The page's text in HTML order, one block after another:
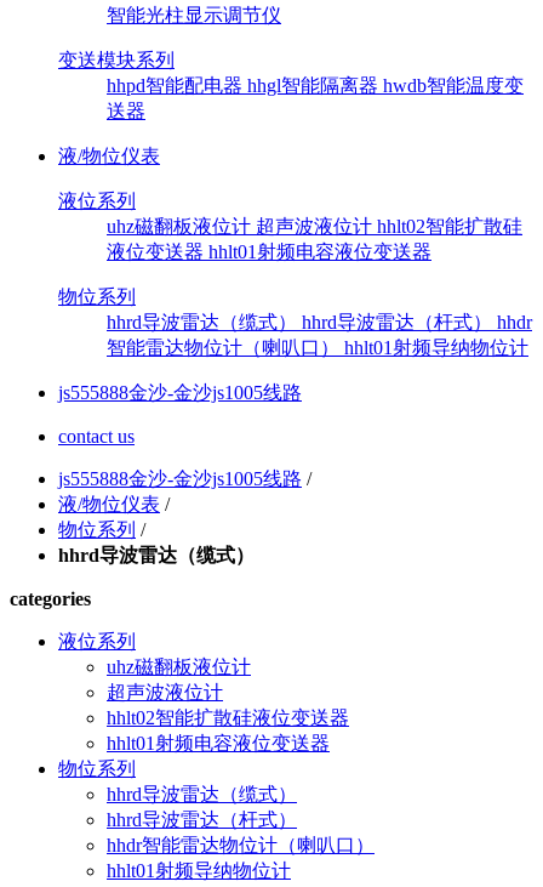
智能光柱显示调节仪
变送模块系列
hhpd智能配电器 hhgl智能隔离器 hwdb智能温度变
送器
液/物位仪表
液位系列
uhz磁翻板液位计 超声波液位计 hhlt02智能扩散硅
液位变送器 hhlt01射频电容液位变送器
物位系列
hhrd导波雷达（缆式） hhrd导波雷达（杆式） hhdr
智能雷达物位计（喇叭口） hhlt01射频导纳物位计
js555888金沙-金沙js1005线路
contact us
js555888金沙-金沙js1005线路 /
液/物位仪表 /
物位系列 /
hhrd导波雷达（缆式）
categories
液位系列
uhz磁翻板液位计
超声波液位计
hhlt02智能扩散硅液位变送器
hhlt01射频电容液位变送器
物位系列
hhrd导波雷达（缆式）
hhrd导波雷达（杆式）
hhdr智能雷达物位计（喇叭口）
hhlt01射频导纳物位计